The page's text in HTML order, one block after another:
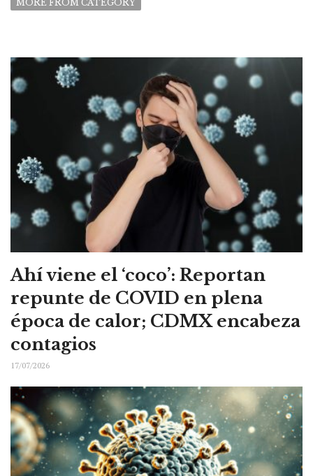
MORE FROM CATEGORY
Ahí viene el ‘coco’: Reportan
repunte de COVID en plena
época de calor; CDMX encabeza
contagios
17/07/2026